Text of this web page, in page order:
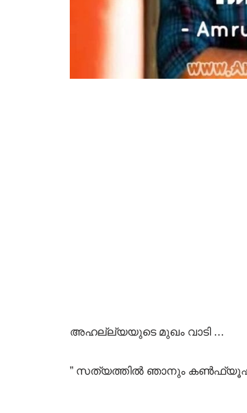
അഹല്ല്യയുടെ മുഖം വാടി …
” സത്യത്തിൽ ഞാനും